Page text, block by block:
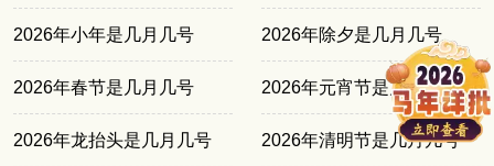
2026年小年是几月几号 2026年除夕是几月几号
2026年春节是几月几号 2026年元宵节是几月几号
2026年龙抬头是几月几号 2026年清明节是几月几号